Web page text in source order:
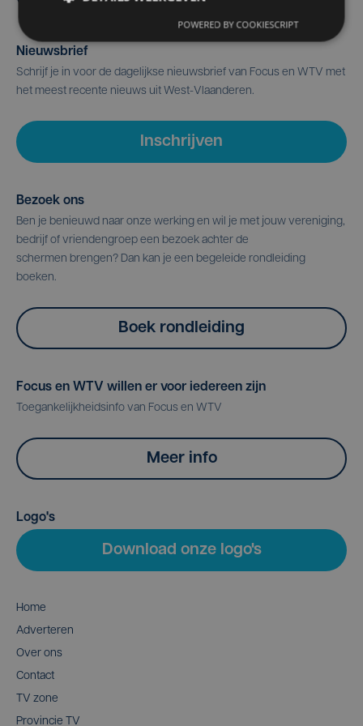
Nieuwsbrief
Schrijf je in voor de dagelijkse nieuwsbrief van Focus en WTV met
het meest recente nieuws uit West-Vlaanderen.
Inschrijven
Bezoek ons
Ben je benieuwd naar onze werking en wil je met jouw vereniging,
bedrijf of vriendengroep een bezoek achter de
schermen brengen? Dan kan je een begeleide rondleiding
boeken.
Boek rondleiding
Focus en WTV willen er voor iedereen zijn
Toegankelijkheidsinfo van Focus en WTV
Meer info
Logo's
Download onze logo's
Home
Adverteren
Over ons
Contact
TV zone
Provincie TV
POWERED BY COOKIESCRIPT